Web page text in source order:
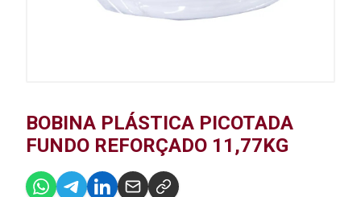
BOBINA PLÁSTICA PICOTADA
FUNDO REFORÇADO 11,77KG